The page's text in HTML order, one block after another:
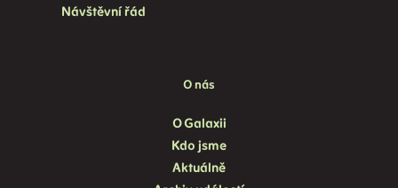
Návštěvní řád
O nás
O Galaxii
Kdo jsme
Aktuálně